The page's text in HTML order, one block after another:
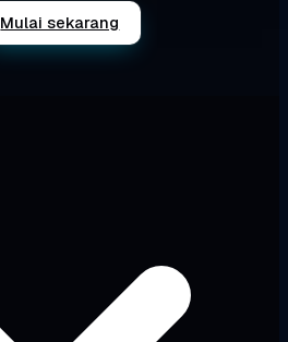
Mulai sekarang